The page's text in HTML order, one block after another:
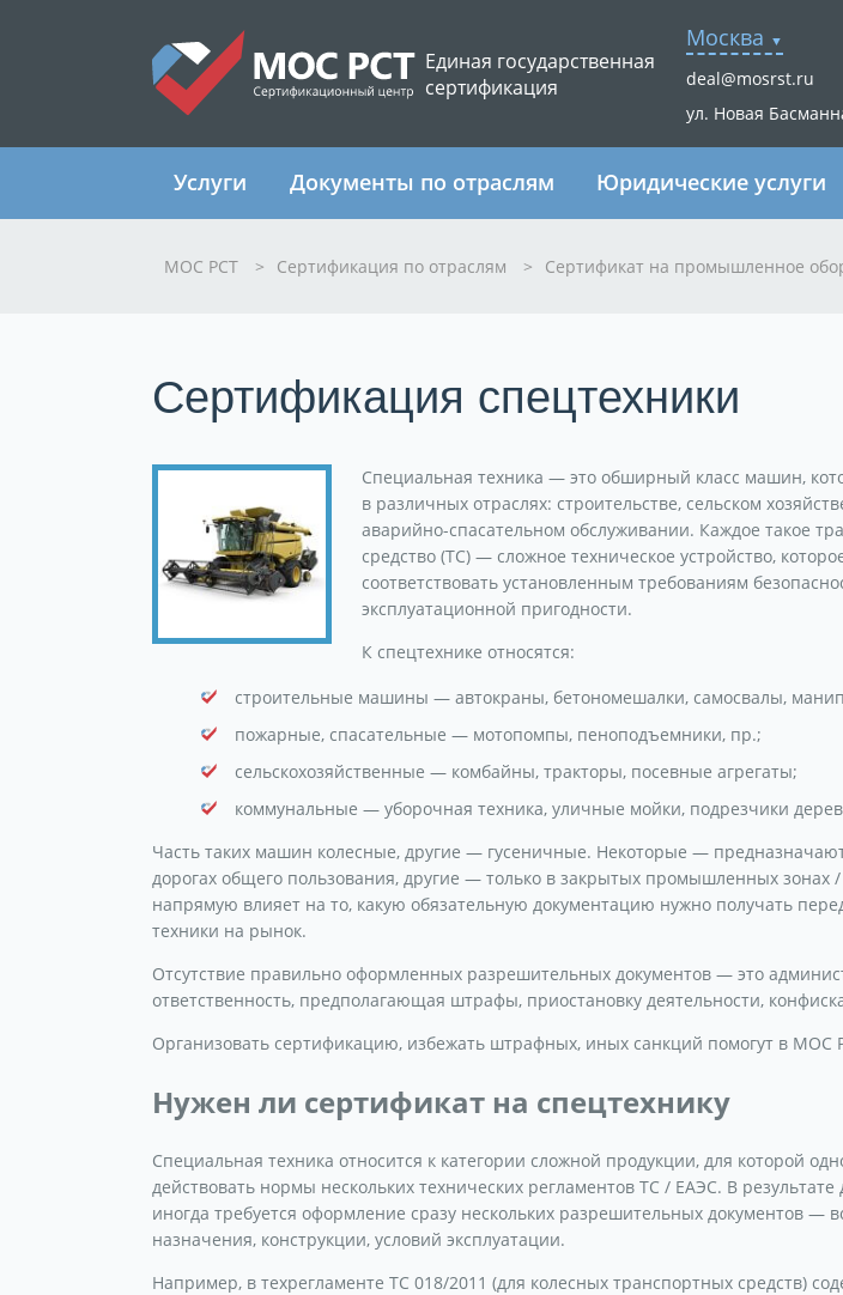
Единая государственная
сертификация
Москва
deal@mosrst.ru
ул. Новая
Услуги Документы по отраслям Юридические услуги
МОС РСТ > Сертификация по отраслям > Сертификат на промышленное
Сертификация спецтехники
Специальная техника — это обширный класс машин,
в различных отраслях: строительстве, сельском
аварийно-спасательном обслуживании. Каждое такое
средство (ТС) — сложное техническое устройство,
соответствовать установленным требованиям
эксплуатационной пригодности.
К спецтехнике относятся:
строительные машины — автокраны, бетономешалки, самосвалы,
пожарные, спасательные — мотопомпы, пеноподъемники, пр.;
сельскохозяйственные — комбайны, тракторы, посевные агрегаты;
коммунальные — уборочная техника, уличные мойки, подрезчики
Часть таких машин колесные, другие — гусеничные. Некоторые —
дорогах общего пользования, другие — только в закрытых промышленных зонах
напрямую влияет на то, какую обязательную документацию нужно получать
техники на рынок.
Отсутствие правильно оформленных разрешительных документов — это
ответственность, предполагающая штрафы, приостановку деятельности,
Организовать сертификацию, избежать штрафных, иных санкций помогут в МОС
Нужен ли сертификат на спецтехнику
Специальная техника относится к категории сложной продукции, для которой
действовать нормы нескольких технических регламентов ТС / ЕАЭС. В
иногда требуется оформление сразу нескольких разрешительных документов —
назначения, конструкции, условий эксплуатации.
Например, в техрегламенте ТС 018/2011 (для колесных транспортных средств)